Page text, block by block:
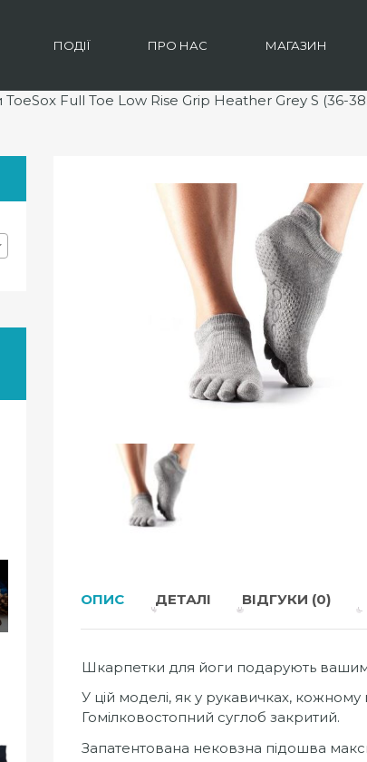
ПОДІЇ ПРО НАС МАГАЗИН
Full Toe Low Rise Grip Heather Grey S (36-
Add to
ОПИС ДЕТАЛІ ВІДГУКИ (0)
Шкарпетки для йоги подарують вашим
У цій моделі, як у рукавичках,
Гомілковостопний суглоб закритий.
Запатентована нековзна підошва